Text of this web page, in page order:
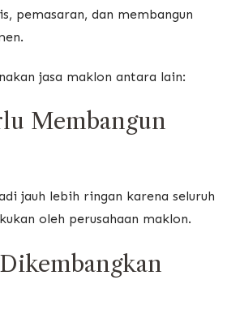
pemasaran, dan membangun
jasa maklon antara lain:
Membangun
jauh lebih ringan karena seluruh
oleh perusahaan maklon.